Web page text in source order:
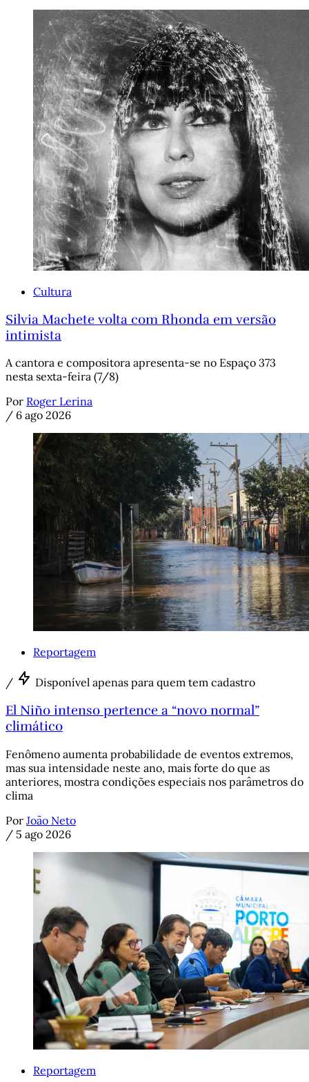
Cultura
Silvia Machete volta com Rhonda em versão
intimista
A cantora e compositora apresenta-se no Espaço 373
nesta sexta-feira (7/8)
Por Roger Lerina
/ 6 ago 2026
Reportagem
/ Disponível apenas para quem tem cadastro
El Niño intenso pertence a “novo normal”
climático
Fenômeno aumenta probabilidade de eventos extremos,
mas sua intensidade neste ano, mais forte do que as
anteriores, mostra condições especiais nos parâmetros do
clima
Por João Neto
/ 5 ago 2026
Reportagem